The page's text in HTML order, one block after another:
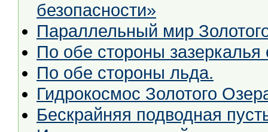
безопасности»
Параллельный мир
По обе стороны зазеркалья
По обе стороны льда.
Гидрокосмос Золотого
Бескрайняя подводная